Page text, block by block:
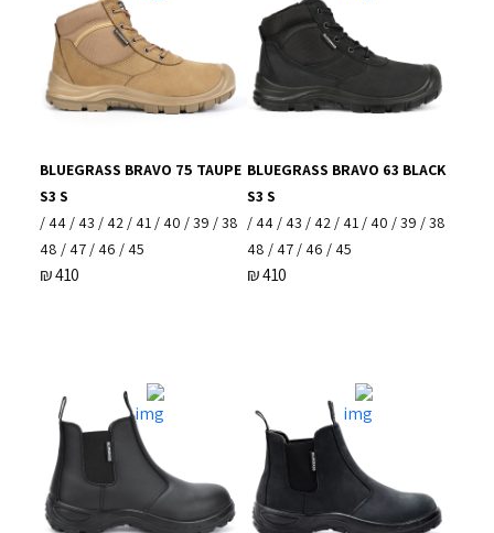
BLUEGRASS BRAVO 63 BLACK
S3 S
38 / 39 / 40 / 41 / 42 / 43 / 44 /
45 / 46 / 47 / 48
410
₪
BLUEGRASS BRAVO 75 TAUPE
S3 S
38 / 39 / 40 / 41 / 42 / 43 / 44 /
45 / 46 / 47 / 48
410
₪